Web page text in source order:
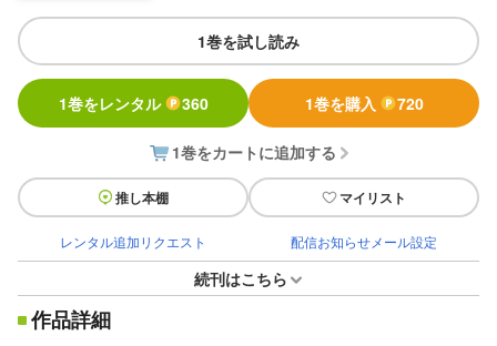
1巻を試し読み
1巻をレンタル 360 1巻を購入 720
1巻をカートに追加する
推し本棚 マイリスト
レンタル追加リクエスト 配信お知らせメール設定
続刊はこちら
作品詳細